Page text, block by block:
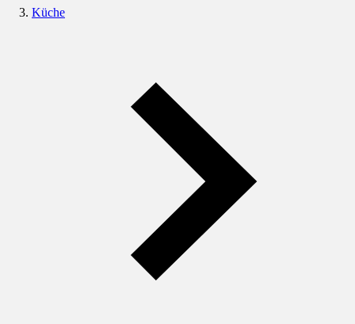
Küche